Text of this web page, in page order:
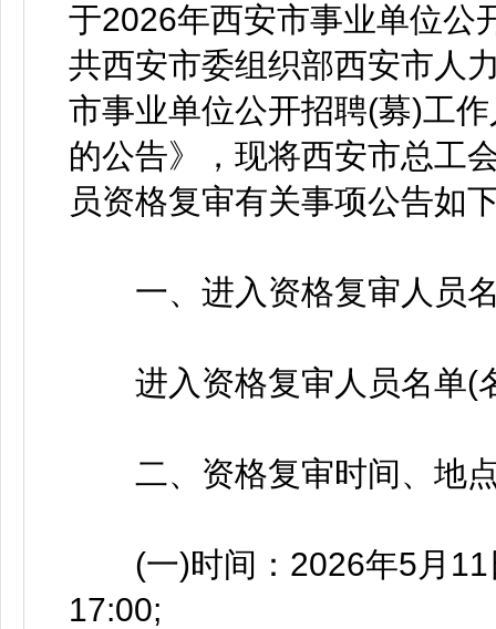
于2026年西安市事业单位公
共西安市委组织部西安市人
市事业单位公开招聘(募)工
的公告》，现将西安市总工
员资格复审有关事项公告如
一、进入资格复审人员
进入资格复审人员名单(
二、资格复审时间、地
(一)时间：2026年5月11
17:00;